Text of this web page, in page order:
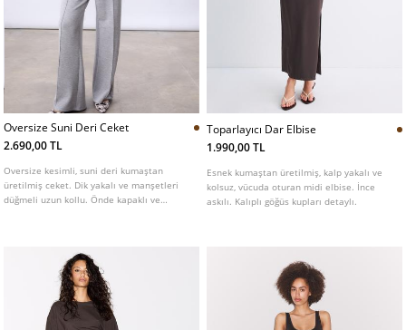
Oversize Suni Deri Ceket
2.690,00 TL
Oversize kesimli, suni deri kumaştan
üretilmiş ceket. Dik yakalı ve manşetleri
düğmeli uzun kollu. Önde kapaklı ve
Toparlayıcı Dar Elbise
1.990,00 TL
Esnek kumaştan üretilmiş, kalp yakalı ve
kolsuz, vücuda oturan midi elbise. İnce
askılı. Kalıplı göğüs kupları detaylı.